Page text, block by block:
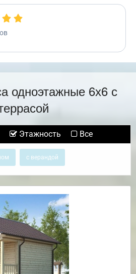
одноэтажные 6х6 с
Этажность Все
с верандой